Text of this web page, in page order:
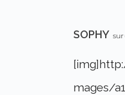
SOPHY sur
mages/